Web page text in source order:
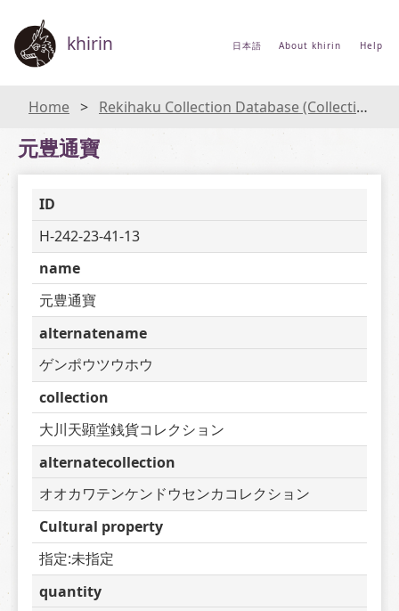
khirin 日本語 About khirin Help
Home Rekihaku Collection Database (Collections Database of the National Museum of Japanese History)
元豊通寶
ID
H-242-23-41-13
name
元豊通寶
alternatename
ゲンポウツウホウ
collection
大川天顕堂銭貨コレクション
alternatecollection
オオカワテンケンドウセンカコレクション
Cultural property
指定:未指定
quantity